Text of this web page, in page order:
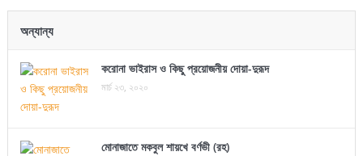
অন্যান্য
করোনা ভাইরাস ও কিছু প্রয়োজনীয় দোয়া-দুরূদ
মার্চ ২৩, ২০২০
মোনাজাতে মকবুল শায়খে বর্ণভী (রহ)